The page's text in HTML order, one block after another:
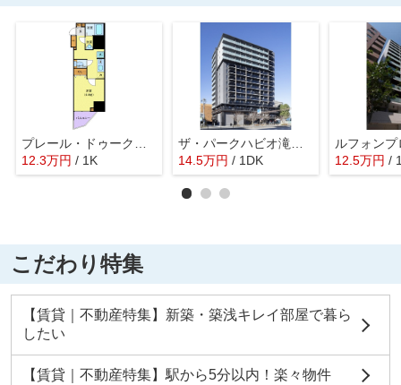
プレール・ドゥーク西巣鴨
12.3万円 / 1K
ザ・パークハビオ滝野川
14.5万円 / 1DK 12.5万円 /
こだわり特集
【賃貸｜不動産特集】新築・築浅キレイ部屋で暮ら
したい
【賃貸｜不動産特集】駅から5分以内！楽々物件